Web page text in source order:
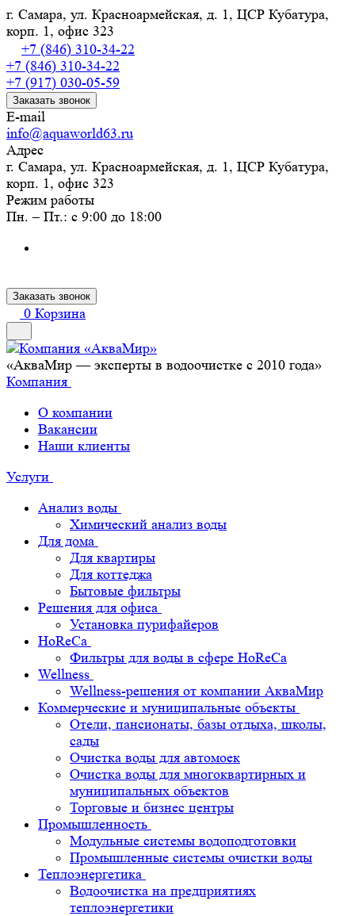
г. Самара, ул. Красноармейская, д. 1, ЦСР Кубатура,
корп. 1, офис 323
+7 (846) 310-34-22
+7 (846) 310-34-22
+7 (917) 030-05-59
Заказать звонок
E-mail
info@aquaworld63.ru
Адрес
г. Самара, ул. Красноармейская, д. 1, ЦСР Кубатура,
корп. 1, офис 323
Режим работы
Пн. – Пт.: с 9:00 до 18:00
Заказать звонок
0 Корзина
«АкваМир — эксперты в водоочистке с 2010 года»
Компания
О компании
Вакансии
Наши клиенты
Услуги
Анализ воды
Химический анализ воды
Для дома
Для квартиры
Для коттеджа
Бытовые фильтры
Решения для офиса
Установка пурифайеров
HoReCa
Фильтры для воды в сфере HoReCa
Wellness
Wellness-решения от компании АкваМир
Коммерческие и муниципальные объекты
Отели, пансионаты, базы отдыха, школы,
сады
Очистка воды для автомоек
Очистка воды для многоквартирных и
муниципальных объектов
Торговые и бизнес центры
Промышленность
Модульные системы водоподготовки
Промышленные системы очистки воды
Теплоэнергетика
Водоочистка на предприятиях
теплоэнергетики